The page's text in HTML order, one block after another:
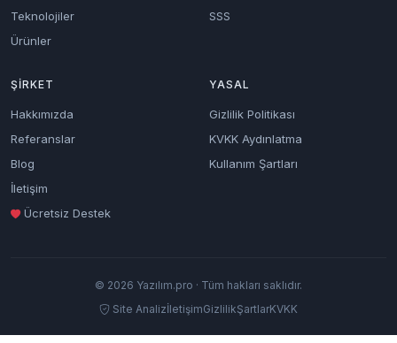
Teknolojiler
Ürünler
SSS
ŞIRKET
Hakkımızda
Referanslar
Blog
İletişim
Ücretsiz Destek
YASAL
Gizlilik Politikası
KVKK Aydınlatma
Kullanım Şartları
© 2026 Yazılım.pro · Tüm hakları saklıdır.
Site AnalizİletişimGizlilikŞartlarKVKK